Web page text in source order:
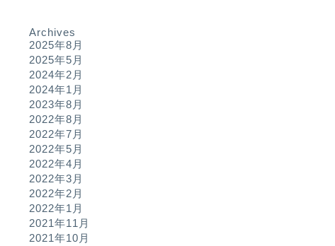
Archives
2025年8月
2025年5月
2024年2月
2024年1月
2023年8月
2022年8月
2022年7月
2022年5月
2022年4月
2022年3月
2022年2月
2022年1月
2021年11月
2021年10月